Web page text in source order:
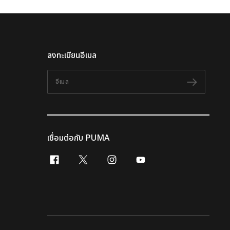
ลงทะเบียนอีเมล
อีเมล
ติดตาม
เชื่อมต่อกับ PUMA
facebook
x-twitterinstagram
youtube